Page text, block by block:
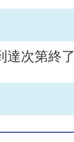
達次第終